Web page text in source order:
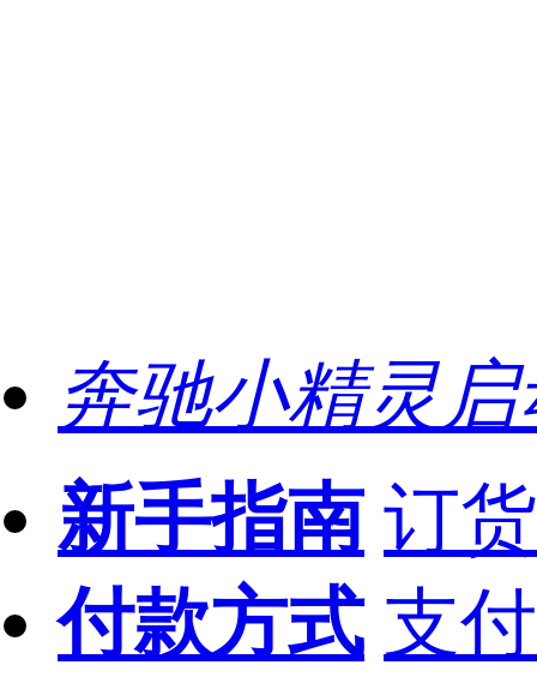
奔驰小精灵
新手指南 订
付款方式 支